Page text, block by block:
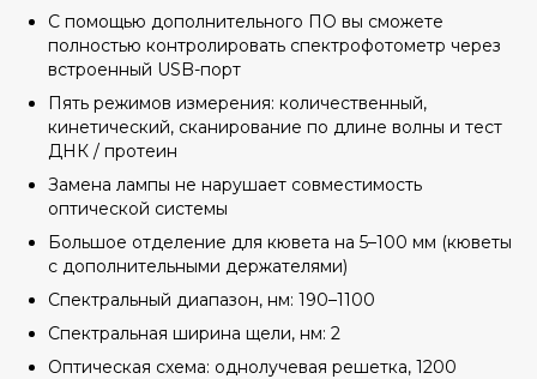
С помощью дополнительного ПО вы сможете
полностью контролировать спектрофотометр через
встроенный USB-порт
Пять режимов измерения: количественный,
кинетический, сканирование по длине волны и тест
ДНК / протеин
Замена лампы не нарушает совместимость
оптической системы
Большое отделение для кювета на 5–100 мм (кюветы
с дополнительными держателями)
Спектральный диапазон, нм: 190–1100
Спектральная ширина щели, нм: 2
Оптическая схема: однолучевая решетка, 1200